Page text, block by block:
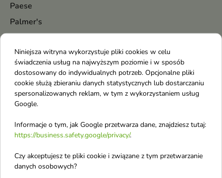
Paese
Palmer's
Palu
Pani Walewska
Parfums De Marly
Paris Corner
Pastel
Pharmaceris
Niniejsza witryna wykorzystuje pliki cookies w celu
świadczenia usług na najwyższym poziomie i w sposób
dostosowany do indywidualnych potrzeb. Opcjonalne pliki
cookie służą zbieraniu danych statystycznych lub dostarczaniu
spersonalizowanych reklam, w tym z wykorzystaniem usług
Google.
Informacje o tym, jak Google przetwarza dane, znajdziesz tutaj:
https://business.safety.google/privacy/.
Czy akceptujesz te pliki cookie i związane z tym przetwarzanie
danych osobowych?